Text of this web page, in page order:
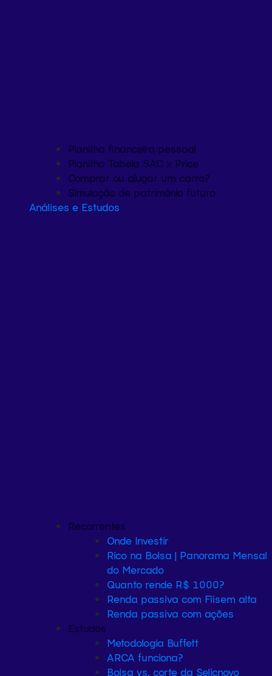
Planilha financeira pessoal
Planilha Tabela SAC x Price
Comprar ou alugar um carro?
Simulação de patrimônio futuro
Análises e Estudos
Recorrentes
Onde Investir
Rico na Bolsa | Panorama Mensal
do Mercado
Quanto rende R$ 1000?
Renda passiva com Fiisem alta
Renda passiva com ações
Estudos
Metodologia Buffett
ARCA funciona?
Bolsa vs. corte da Selicnovo